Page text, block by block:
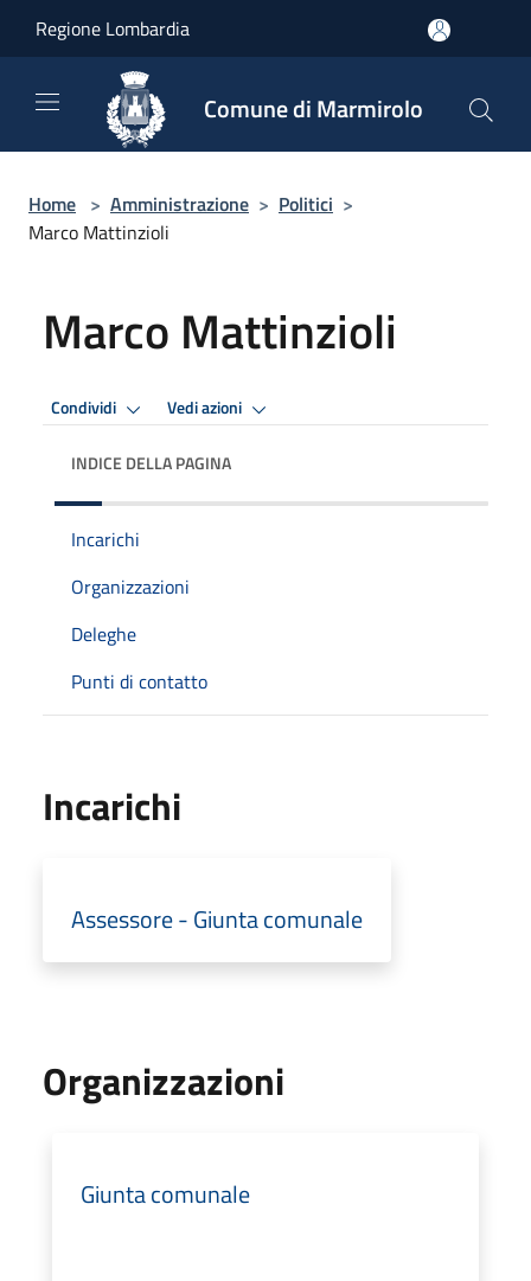
Regione Lombardia
Comune di Marmirolo
Home > Amministrazione > Politici >
Marco Mattinzioli
Marco Mattinzioli
Condividi Vedi azioni
INDICE DELLA PAGINA
Incarichi
Organizzazioni
Deleghe
Punti di contatto
Incarichi
Assessore - Giunta comunale
Organizzazioni
Giunta comunale